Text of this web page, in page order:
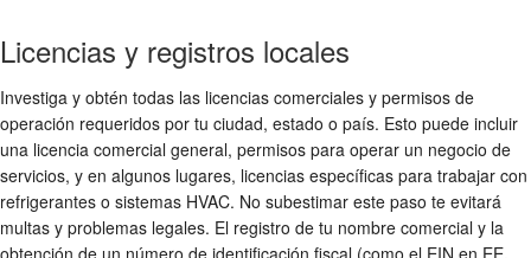
Licencias y registros locales
Investiga y obtén todas las licencias comerciales y permisos de
operación requeridos por tu ciudad, estado o país. Esto puede incluir
una licencia comercial general, permisos para operar un negocio de
servicios, y en algunos lugares, licencias específicas para trabajar con
refrigerantes o sistemas HVAC. No subestimar este paso te evitará
multas y problemas legales. El registro de tu nombre comercial y la
obtención de un número de identificación fiscal (como el EIN en EE.